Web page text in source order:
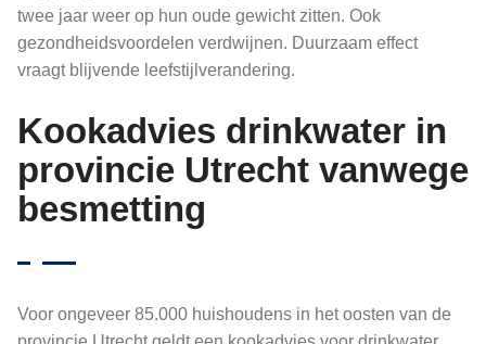
twee jaar weer op hun oude gewicht zitten. Ook
gezondheidsvoordelen verdwijnen. Duurzaam effect
vraagt blijvende leefstijlverandering.
Kookadvies drinkwater in
provincie Utrecht vanwege
besmetting
Voor ongeveer 85.000 huishoudens in het oosten van de